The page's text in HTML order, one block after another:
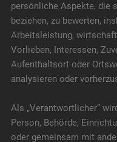
persönliche Aspekte, die
beziehen, zu bewerten,
Arbeitsleistung,
Vorlieben, Interessen,
Aufenthaltsort oder
analysieren oder
Als „Verantwortlicher“
Person, Behörde,
oder gemeinsam mit